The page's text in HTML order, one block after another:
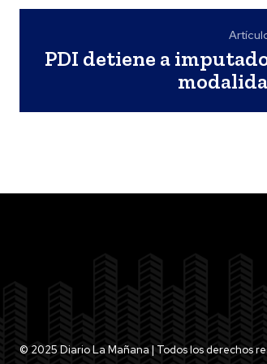
PDI detiene a
© 2025 Diario La Mañana | Todos los derechos